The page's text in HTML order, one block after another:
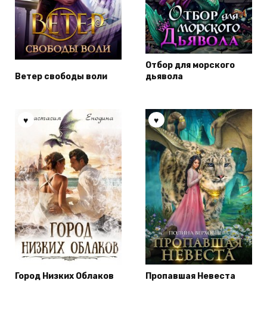
Ветер свободы воли
Отбор для морского
дьявола
Город Низких Облаков Пропавшая Невеста